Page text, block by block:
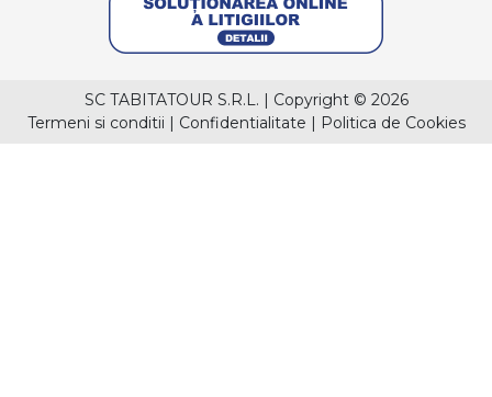
SC TABITATOUR S.R.L. | Copyright © 2026
Termeni si conditii | Confidentialitate | Politica de Cookies